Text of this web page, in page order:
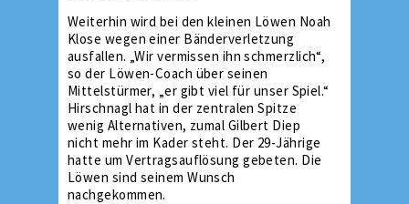
Weiterhin wird bei den kleinen Löwen Noah
Klose wegen einer Bänderverletzung
ausfallen. „Wir vermissen ihn schmerzlich“,
so der Löwen-Coach über seinen
Mittelstürmer, „er gibt viel für unser Spiel.“
Hirschnagl hat in der zentralen Spitze
wenig Alternativen, zumal Gilbert Diep
nicht mehr im Kader steht. Der 29-Jährige
hatte um Vertragsauflösung gebeten. Die
Löwen sind seinem Wunsch
nachgekommen.